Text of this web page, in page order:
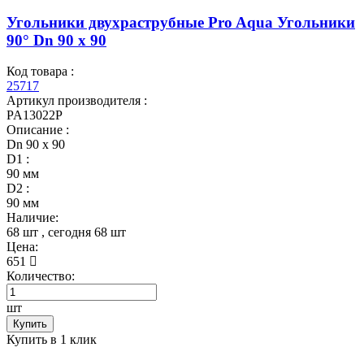
Угольники двухраструбные Pro Aqua Угольники
90° Dn 90 х 90
Код товара :
25717
Артикул производителя :
PA13022P
Описание :
Dn 90 х 90
D1 :
90 мм
D2 :
90 мм
Наличие:
68 шт , сегодня 68 шт
Цена:
651
Количество:
шт
Купить
Купить в 1 клик